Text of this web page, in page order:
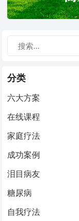
分类
六大方案
在线课程
家庭疗法
成功案例
泪目病友
糖尿病
自我疗法